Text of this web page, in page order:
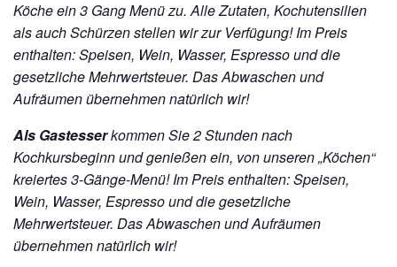
Köche ein 3 Gang Menü zu. Alle Zutaten, Kochutensilien
als auch Schürzen stellen wir zur Verfügung!Im Preis
enthalten: Speisen, Wein, Wasser, Espresso und die
gesetzliche Mehrwertsteuer. Das Abwaschen und
Aufräumen übernehmen natürlich wir!
Als Gastesserkommen Sie 2 Stunden nach
Kochkursbeginn und genießen ein, von unseren „Köchen“
kreiertes 3-Gänge-Menü!Im Preis enthalten: Speisen,
Wein, Wasser, Espresso und die gesetzliche
Mehrwertsteuer. Das Abwaschen und Aufräumen
übernehmen natürlich wir!